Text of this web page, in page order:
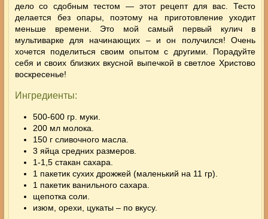
дело со сдобным тестом — этот рецепт для вас. Тесто
делается без опары, поэтому на приготовление уходит
меньше времени. Это мой самый первый кулич в
мультиварке для начинающих – и он получился! Очень
хочется поделиться своим опытом с другими. Порадуйте
себя и своих близких вкусной выпечкой в светлое Христово
воскресенье!
Ингредиенты:
500-600 гр. муки.
200 мл молока.
150 г сливочного масла.
3 яйца средних размеров.
1-1,5 стакан сахара.
1 пакетик сухих дрожжей (маленький на 11 гр).
1 пакетик ванильного сахара.
щепотка соли.
изюм, орехи, цукаты – по вкусу.